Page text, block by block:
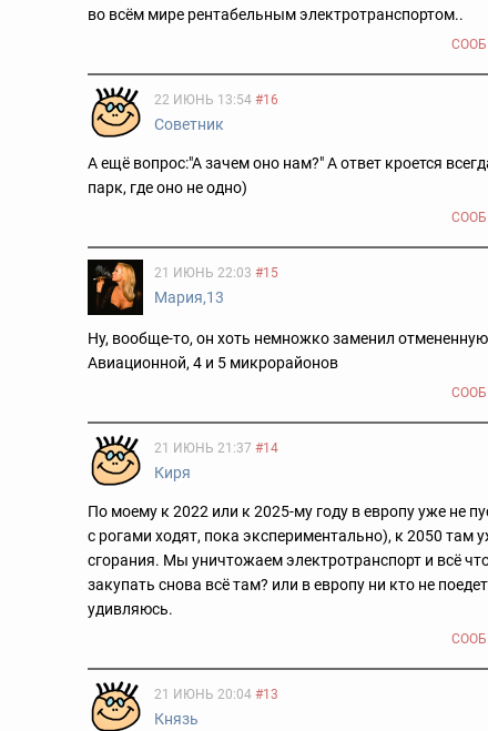
во всём мире рентабельным электротранспортом..
22 ИЮНЬ 13:54 #16
Советник
А ещё вопрос:"А зачем оно нам?" А ответ кроется
парк, где оно не одно)
21 ИЮНЬ 22:03 #15
Мария,13
Ну, вообще-то, он хоть немножко заменил
Авиационной, 4 и 5 микрорайонов
21 ИЮНЬ 21:37 #14
Киря
По моему к 2022 или к 2025-му году в европу уже не
с рогами ходят, пока экспериментально), к 2050 там
сгорания. Мы уничтожаем электротранспорт и всё
закупать снова всё там? или в европу ни кто не
удивляюсь.
21 ИЮНЬ 20:04 #13
Князь